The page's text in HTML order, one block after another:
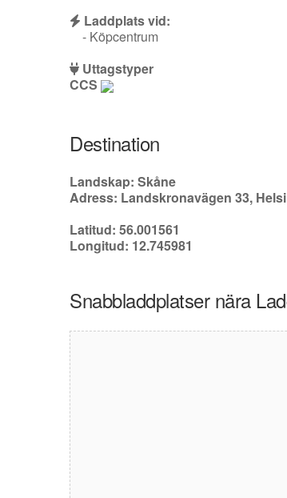
Laddplats vid:
- Köpcentrum
Uttagstyper
CCS
Destination
Landskap: Skåne
Adress: Landskronavägen 33,
Latitud: 56.001561
Longitud: 12.745981
Snabbladdplatser nära